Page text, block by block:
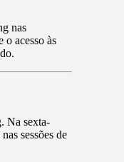
nas
o acesso às
.
Na sexta-
sessões de